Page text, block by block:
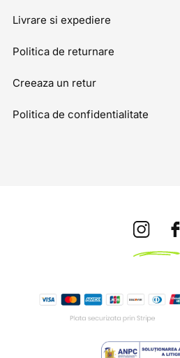
Livrare si expediere
Politica de returnare
Creeaza un retur
Politica de confidentialitate